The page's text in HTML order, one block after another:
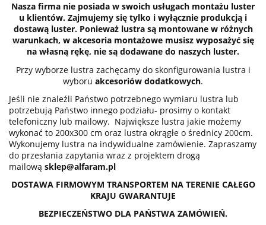
Nasza firma nie posiada w swoich usługach montażu luster
u klientów. Zajmujemy się tylko i wyłącznie produkcją i
dostawą luster. Ponieważ lustra są montowane w różnych
warunkach, w akcesoria montażowe musisz wyposażyć się
na własną rękę, nie są dodawane do naszych luster.
Przy wyborze lustra zachęcamy do skonfigurowania lustra i
wyboru akcesoriów dodatkowych.
Jeśli nie znaleźli Państwo potrzebnego wymiaru lustra lub
potrzebują Państwo innego podziału- prosimy o kontakt
telefoniczny lub mailowy. Największe lustra jakie możemy
wykonać to 200x300 cm oraz lustra okrągłe o średnicy 200cm.
Wykonujemy lustra na indywidualne zamówienie. Zapraszamy
do przesłania zapytania wraz z projektem drogą
mailową sklep@alfaram.pl
DOSTAWA FIRMOWYM TRANSPORTEM NA TERENIE CAŁEGO
KRAJU GWARANTUJE
BEZPIECZEŃSTWO DLA PAŃSTWA ZAMÓWIEŃ.